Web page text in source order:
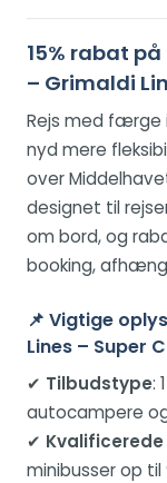
15% rabat
– Grimaldi
Rejs med færge
nyd mere
over
designet til
om bord, og
booking,
📌 Vigtige
Lines – Super
✔ Tilbudstype:
autocampere
✔
minibusser op